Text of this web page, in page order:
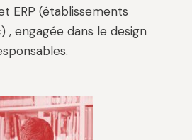
ERP (établissements
, engagée dans le design